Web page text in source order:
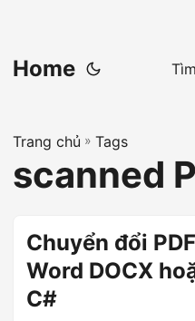
Home
Trang chủ » Tags
scanned
Chuyển đổi
Word DOCX
C#